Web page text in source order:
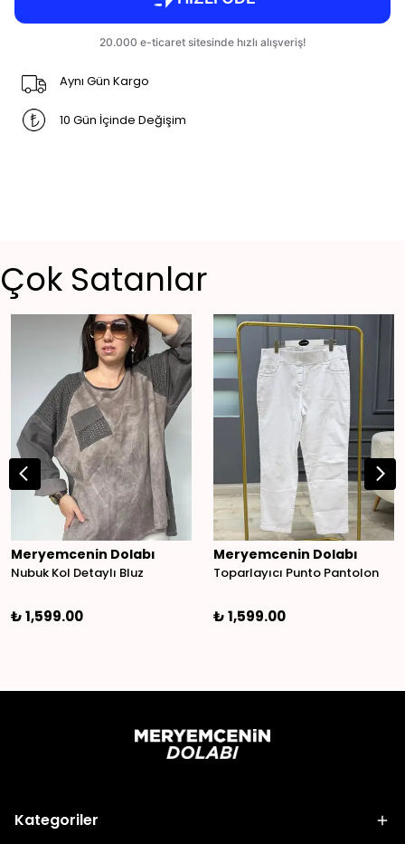
Aynı Gün Kargo
10 Gün İçinde Değişim
Çok Satanlar
Meryemcenin Dolabı
Nubuk Kol Detaylı Bluz
₺ 1,599.00
Meryemcenin Dolabı
Toparlayıcı Punto Pantolon
₺ 1,599.00
Kategoriler